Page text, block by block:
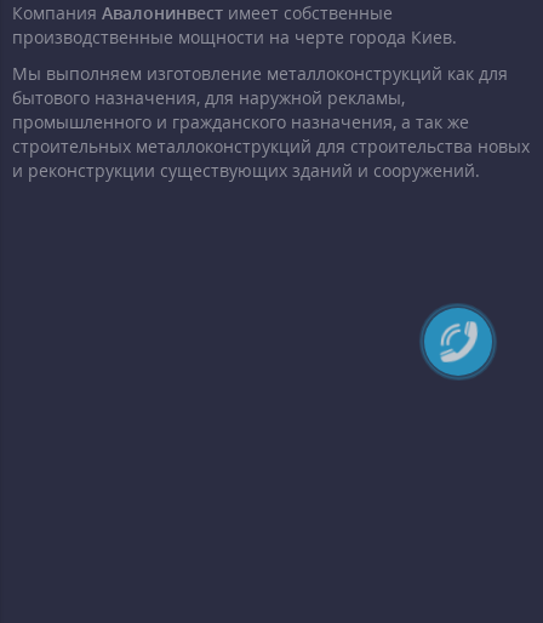
Компания Авалонинвест имеет собственные
производственные мощности на черте города Киев.
Мы выполняем изготовление металлоконструкций как для
бытового назначения, для наружной рекламы,
промышленного и гражданского назначения, а так же
строительных металлоконструкций для строительства новых
и реконструкции существующих зданий и сооружений.